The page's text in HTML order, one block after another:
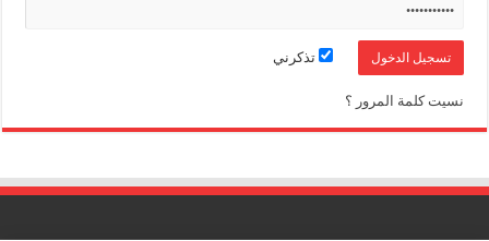
تذكرني
نسيت كلمة المرور ؟